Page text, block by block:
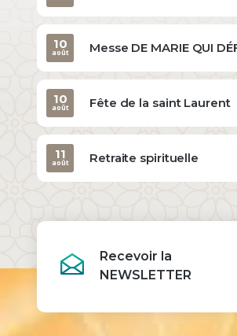
Messe DE MARIE QUI
10
août
Fête de la saint Laurent
10
août
Retraite spirituelle
11
août
Recevoir la
NEWSLETTER